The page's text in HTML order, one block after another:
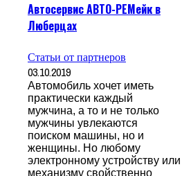
Автосервис АВТО-РЕМейк в
Люберцах
Статьи от партнеров
03.10.2019
Автомобиль хочет иметь
практически каждый
мужчина, а то и не только
мужчины увлекаются
поиском машины, но и
женщины. Но любому
электронному устройству или
механизму свойственно